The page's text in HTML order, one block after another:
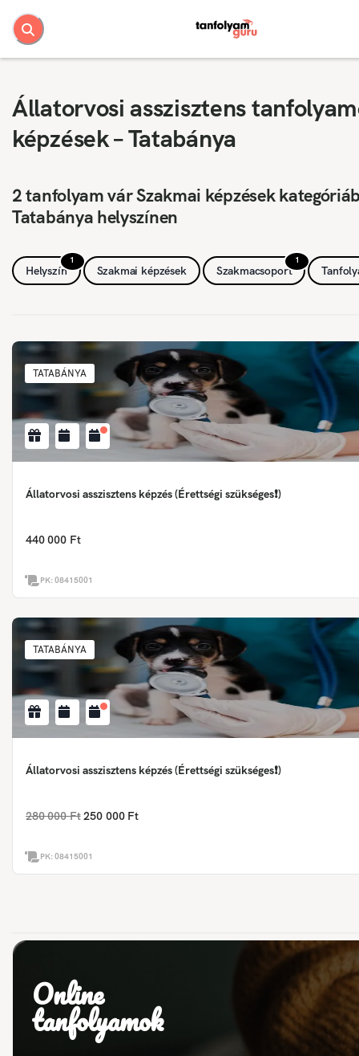
Állatorvosi asszisztens
képzések – Tatabánya
2 tanfolyam vár Szakmai képzések
Tatabánya helyszínen
1
Helyszín Szakmai képzések
1
Szakmacsoport
TATABÁNYA
Állatorvosi asszisztens képzés (Érettségi szükséges❗)
440 000 Ft
PK:08415001
TATABÁNYA
Állatorvosi asszisztens képzés (Érettségi szükséges❗)
280 000 Ft 250 000 Ft
PK:08415001
Online
tanfolyamok